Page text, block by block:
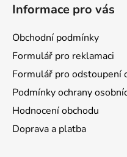
Informace pro vás
Obchodní podmínky
Formulář pro reklamaci
Formulář pro odstoupení
Podmínky ochrany
Hodnocení obchodu
Doprava a platba